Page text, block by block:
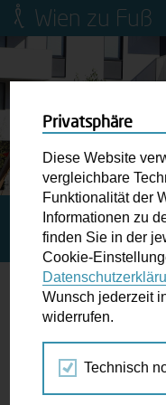
Wien zu Fuß
Jugendliche
Ringstraße-
Wiener
Newsletter
Wunschbox
der Ampel ...
STARTSEITE BLOG
LEOPOLDAU KENNEN
5
Leopoldau
Privatsphäre
Diese Website
vergleichbare
Funktionalität der
Informationen zu
finden Sie in der
Cookie-
Wunsch jederzeit
widerrufen.
Technisch